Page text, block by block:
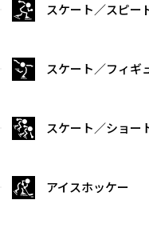
スケート／スピー
スケート／フィギ
スケート／ショー
アイスホッケー